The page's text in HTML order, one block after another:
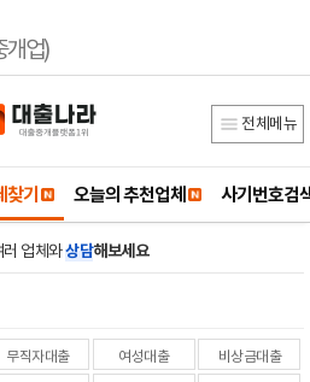
개업)
전체메뉴
기 오늘의 추천업체 사기번호검
업체와상담해보세요
무직자대출 여성대출 비상금대출